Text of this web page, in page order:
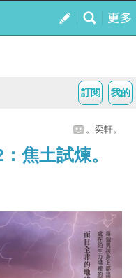
我的
訂閱
。奕軒。
焦土試煉。